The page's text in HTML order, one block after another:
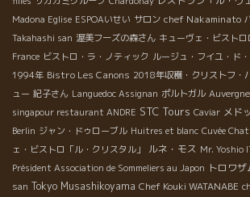
Madona Eglise ESPOAいせい サロン chef Nakaminato
Takahashi san 渥美フーズの森さん キューヴェ・ビストロ
France ビストロ・ラ・ノティック ルージュ・フイユ・ド
1994年 Bistro Les Canons 2018年収穫・クリストフ・
ュー 紀子さん Languedoc Assignan ポルトガル Auvergne
singapour restaurant ANDRE STC Tours Caviar メド
Berlin ジャン・ドゥローブル Huitres et blanc Cuvée Chat
ェ・ビストロ「ル・クリスタル」
ルネ・モス Mr. Yoshio
Président Association de Sommeliers au Japon トロワ
san Tokyo Musashikoyama Chef Kouki WATANABE